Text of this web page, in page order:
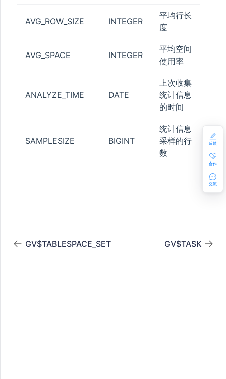
AVG_ROW_SIZE INTEGER
平均行长
度
AVG_SPACE INTEGER
平均空间
使用率
ANALYZE_TIME DATE
上次收集
统计信息
的时间
SAMPLESIZE BIGINT
统计信息
采样的行
数
GV$TABLESPACE_SET GV$TASK
反馈
合作
交流